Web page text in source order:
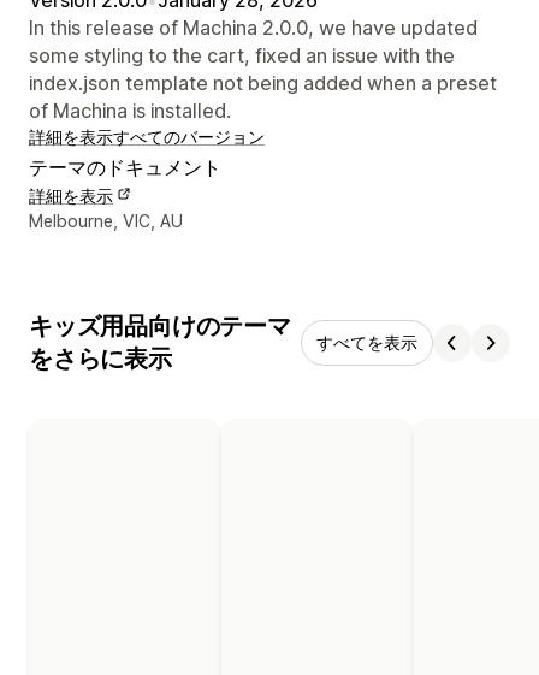
In this release of Machina 2.0.0, we have updated
some styling to the cart, fixed an issue with the
index.json template not being added when a preset
of Machina is installed.
詳細を表示すべてのバージョン
テーマのドキュメント
詳細を表示
デザイナーの連絡先情報
Melbourne, VIC, AU
キッズ用品向けのテーマ
をさらに表示
すべてを表示